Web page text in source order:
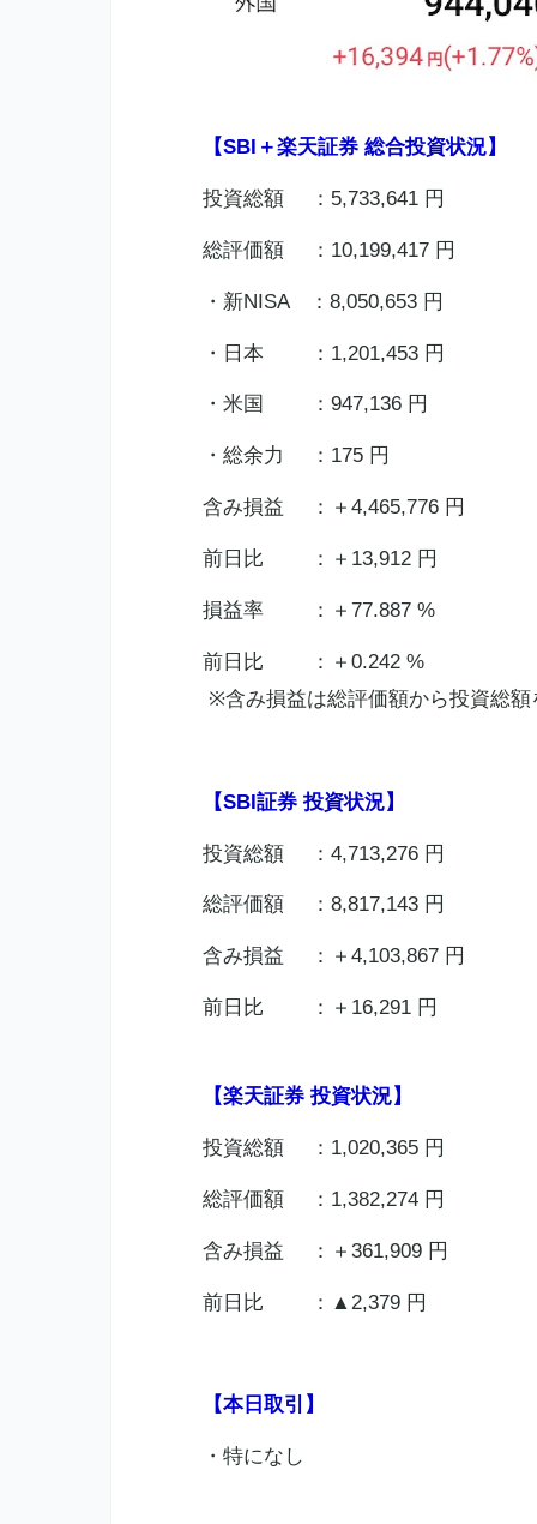
【SBI＋楽天証券 総合投資状況】
投資総額 ：5,733,641 円
総評価額 ：10,199,417 円
・新NISA ：8,050,653 円
・日本 ：1,201,453 円
・米国 ：947,136 円
・総余力 ：175 円
含み損益 ：＋4,465,776 円
前日比 ：＋13,912 円
損益率 ：＋77.887 %
前日比 ：＋0.242 %
※含み損益は総評価額から投資総
【SBI証券 投資状況】
投資総額 ：4,713,276 円
総評価額 ：8,817,143 円
含み損益 ：＋4,103,867 円
前日比 ：＋16,291 円
【楽天証券 投資状況】
投資総額 ：1,020,365 円
総評価額 ：1,382,274 円
含み損益 ：＋361,909 円
前日比 ：▲2,379 円
【本日取引】
・特になし